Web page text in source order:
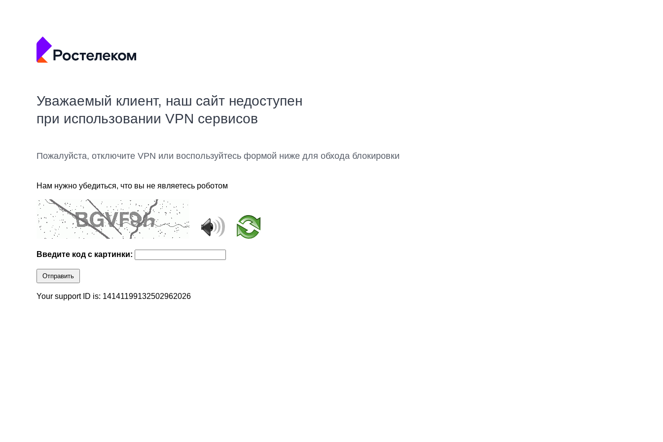
Уважаемый клиент, наш сайт недоступен
при использовании VPN сервисов
Пожалуйста, отключите VPN или воспользуйтесь формой ниже для обхода блокировки
Нам нужно убедиться, что вы не являетесь роботом
Введите код с картинки:
Отправить
Your support ID is: 14141199132502962026